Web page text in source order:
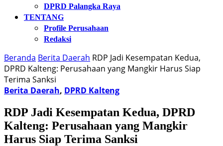
DPRD Palangka Raya
TENTANG
Profile Perusahaan
Redaksi
Beranda Berita Daerah RDP Jadi Kesempatan Kedua,
DPRD Kalteng: Perusahaan yang Mangkir Harus Siap
Terima Sanksi
Berita Daerah, DPRD Kalteng
RDP Jadi Kesempatan Kedua, DPRD
Kalteng: Perusahaan yang Mangkir
Harus Siap Terima Sanksi